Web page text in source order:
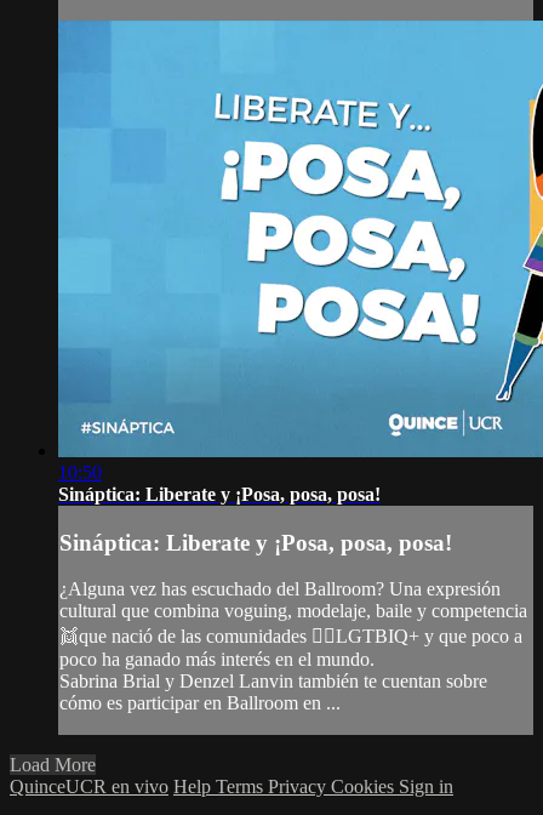
10:50
Sináptica: Liberate y ¡Posa, posa, posa!
Sináptica: Liberate y ¡Posa, posa, posa!
¿Alguna vez has escuchado del Ballroom? Una expresión
cultural que combina voguing, modelaje, baile y competencia
👯que nació de las comunidades 🏳‍🌈LGTBIQ+ y que poco a
poco ha ganado más interés en el mundo.
Sabrina Brial y Denzel Lanvin también te cuentan sobre
cómo es participar en Ballroom en ...
Load More
QuinceUCR en vivo Help Terms Privacy Cookies Sign in